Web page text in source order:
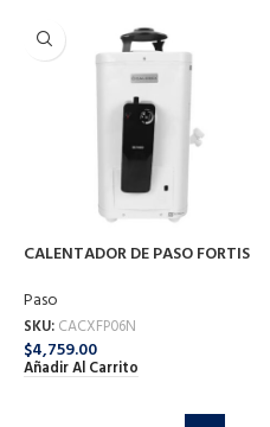
CALENTADOR DE PASO FORTIS
Paso
SKU: CACXFP06N
$4,759.00
Añadir Al Carrito